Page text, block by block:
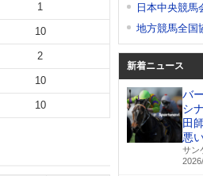
1
10
2
10
10
日本中央競馬
地方競馬全国
新着ニュース
バ
シ
田
悪
サン